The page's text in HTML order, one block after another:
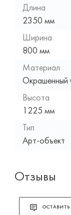
Длина
2350 мм
Ширина
800 мм
Материал
Окрашенный
Высота
1225 мм
Тип
Арт-объект
Отзывы
ОСТАВИТЬ